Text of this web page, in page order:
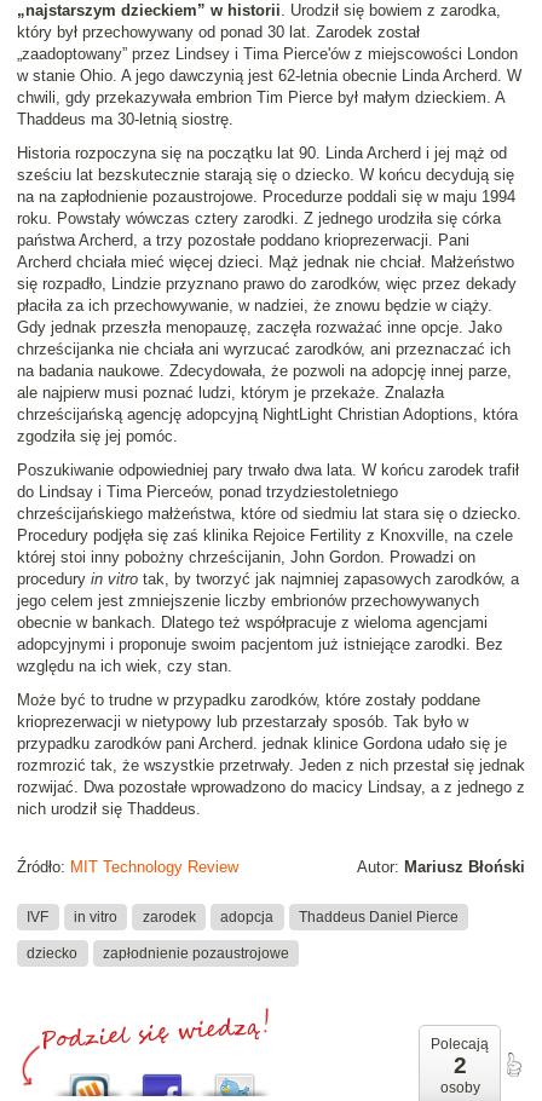
„najstarszym dzieckiem” w historii. Urodził się bowiem z zarodka,
który był przechowywany od ponad 30 lat. Zarodek został
„zaadoptowany” przez Lindsey i Tima Pierce'ów z miejscowości London
w stanie Ohio. A jego dawczynią jest 62-letnia obecnie Linda Archerd. W
chwili, gdy przekazywała embrion Tim Pierce był małym dzieckiem. A
Thaddeus ma 30-letnią siostrę.
Historia rozpoczyna się na początku lat 90. Linda Archerd i jej mąż od
sześciu lat bezskutecznie starają się o dziecko. W końcu decydują się
na na zapłodnienie pozaustrojowe. Procedurze poddali się w maju 1994
roku. Powstały wówczas cztery zarodki. Z jednego urodziła się córka
państwa Archerd, a trzy pozostałe poddano krioprezerwacji. Pani
Archerd chciała mieć więcej dzieci. Mąż jednak nie chciał. Małżeństwo
się rozpadło, Lindzie przyznano prawo do zarodków, więc przez dekady
płaciła za ich przechowywanie, w nadziei, że znowu będzie w ciąży.
Gdy jednak przeszła menopauzę, zaczęła rozważać inne opcje. Jako
chrześcijanka nie chciała ani wyrzucać zarodków, ani przeznaczać ich
na badania naukowe. Zdecydowała, że pozwoli na adopcję innej parze,
ale najpierw musi poznać ludzi, którym je przekaże. Znalazła
chrześcijańską agencję adopcyjną NightLight Christian Adoptions, która
zgodziła się jej pomóc.
Poszukiwanie odpowiedniej pary trwało dwa lata. W końcu zarodek trafił
do Lindsay i Tima Pierceów, ponad trzydziestoletniego
chrześcijańskiego małżeństwa, które od siedmiu lat stara się o dziecko.
Procedury podjęła się zaś klinika Rejoice Fertility z Knoxville, na czele
której stoi inny pobożny chrześcijanin, John Gordon. Prowadzi on
procedury in vitro tak, by tworzyć jak najmniej zapasowych zarodków, a
jego celem jest zmniejszenie liczby embrionów przechowywanych
obecnie w bankach. Dlatego też współpracuje z wieloma agencjami
adopcyjnymi i proponuje swoim pacjentom już istniejące zarodki. Bez
względu na ich wiek, czy stan.
Może być to trudne w przypadku zarodków, które zostały poddane
krioprezerwacji w nietypowy lub przestarzały sposób. Tak było w
przypadku zarodków pani Archerd. jednak klinice Gordona udało się je
rozmrozić tak, że wszystkie przetrwały. Jeden z nich przestał się jednak
rozwijać. Dwa pozostałe wprowadzono do macicy Lindsay, a z jednego z
nich urodził się Thaddeus.
Autor: Mariusz Błoński
Źródło: MIT Technology Review
IVF in vitro zarodek adopcja Thaddeus Daniel Pierce
dziecko zapłodnienie pozaustrojowe
Polecają
2
osoby